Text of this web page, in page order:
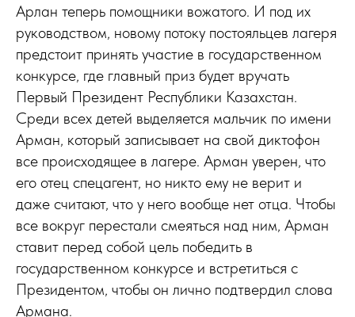
Арлан теперь помощники вожатого. И под их
руководством, новому потоку постояльцев лагеря
предстоит принять участие в государственном
конкурсе, где главный приз будет вручать
Первый Президент Республики Казахстан.
Среди всех детей выделяется мальчик по имени
Арман, который записывает на свой диктофон
все происходящее в лагере. Арман уверен, что
его отец спецагент, но никто ему не верит и
даже считают, что у него вообще нет отца. Чтобы
все вокруг перестали смеяться над ним, Арман
ставит перед собой цель победить в
государственном конкурсе и встретиться с
Президентом, чтобы он лично подтвердил слова
Армана.